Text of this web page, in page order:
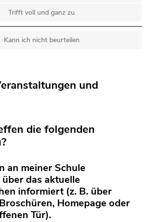
Trifft voll und ganz zu
Kann ich nicht beurteilen
und
die folgenden
an meiner Schule
das aktuelle
informiert (z. B. über
Homepage oder
Tür).